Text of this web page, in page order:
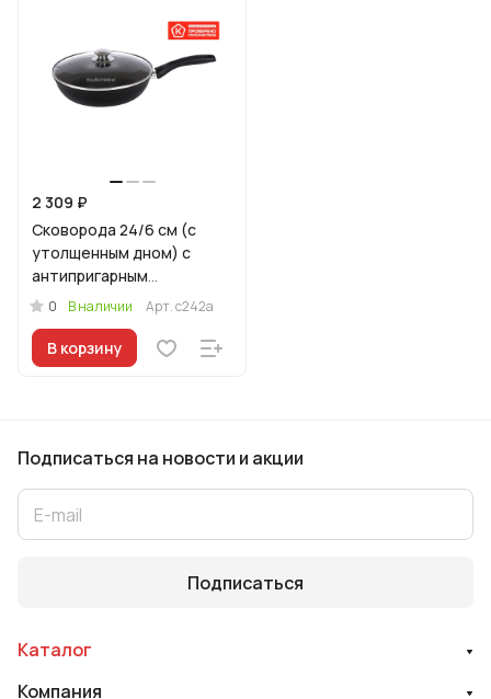
2 309 ₽
Сковорода 24/6 см (с
утолщенным дном) с
антипригарным
покрытием, с ручкой, со
стеклянной крышкой
0 В наличии Арт.с242а
В корзину
Подписаться на новости и акции
Подписаться
Каталог
Компания